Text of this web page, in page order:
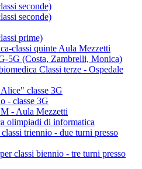
seconde)
seconde)
prime)
classi quinte Aula Mezzetti
5G (Costa, Zambrelli, Monica)
Classi terze - Ospedale
classe 3G
- classe 3G
- Aula Mezzetti
olimpiadi di informatica
triennio - due turni presso
classi biennio - tre turni presso